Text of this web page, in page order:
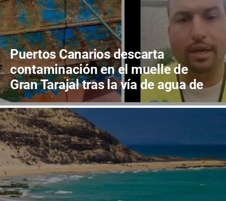
Puertos Canarios descarta
contaminación en el muelle de
Gran Tarajal tras la vía de agua de
un pesquero